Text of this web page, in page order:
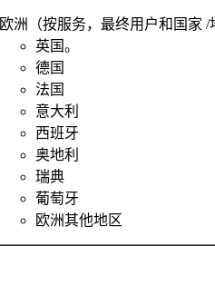
欧洲（按服务，最终用户和国家 /
英国。
德国
法国
意大利
西班牙
奥地利
瑞典
葡萄牙
欧洲其他地区